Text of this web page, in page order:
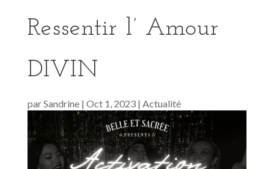
Ressentir l’ Amour
DIVIN
parSandrine| Oct 1, 2023| Actualité